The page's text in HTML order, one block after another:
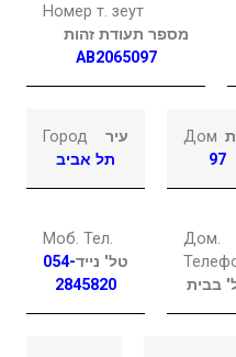
Номер т. зеут
מספר תעודת זהות
AB2065097
Город
עיר
תל אביב
Дом
97
Моб. Тел.
טל' נייד054-
2845820
Дом.
בבית